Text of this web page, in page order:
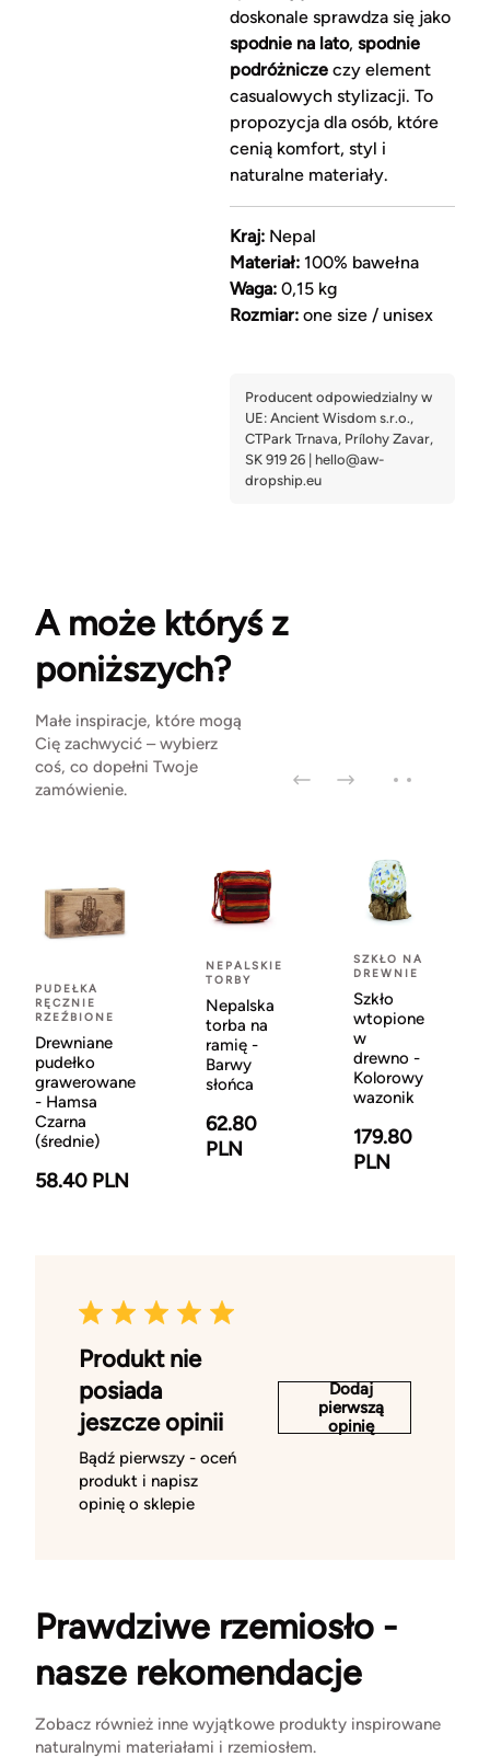
doskonale sprawdza się jako
spodnie na lato, spodnie
podróżniczeczy element
casualowych stylizacji. To
propozycja dla osób, które
cenią komfort, styl i
naturalne materiały.
Kraj:Nepal
Materiał:100% bawełna
Waga:0,15 kg
Rozmiar:one size / unisex
A może któryś z
poniższych?
Małe inspiracje, które mogą
Cię zachwycić – wybierz
coś, co dopełni Twoje
zamówienie.
PUDEŁKA
RĘCZNIE
RZEŹBIONE
Drewniane
pudełko
grawerowane
- Hamsa
Czarna
(średnie)
58.40 PLN
NEPALSKIE
TORBY
Nepalska
torba na
ramię -
Barwy
słońca
62.80
PLN
SZKŁO NA
DREWNIE
Szkło
wtopione
w
drewno -
Kolorowy
wazonik
179.80
PLN
Produkt nie
posiada
jeszcze opinii
Bądź pierwszy - oceń
produkt i napisz
opinię o sklepie
Dodaj
pierwszą
opinię
Prawdziwe rzemiosło -
nasze rekomendacje
Zobacz również inne wyjątkowe produkty inspirowane
naturalnymi materiałami i rzemiosłem.